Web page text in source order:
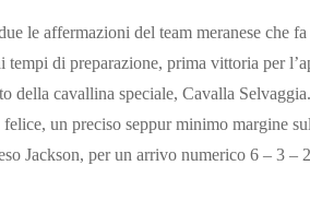
le affermazioni del team meranese che
di preparazione, prima vittoria per
della cavallina speciale, Cavalla
un preciso seppur minimo margine
Jackson, per un arrivo numerico 6 – 3 –